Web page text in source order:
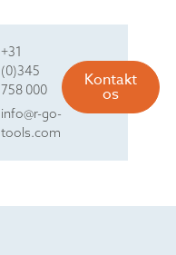
+31
(0)345
758 000
info@r-go-
tools.com
Kontakt
os